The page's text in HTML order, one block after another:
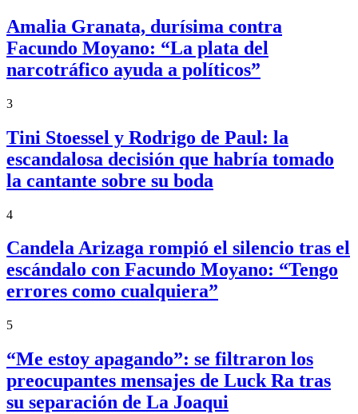
Amalia Granata, durísima contra
Facundo Moyano: “La plata del
narcotráfico ayuda a políticos”
3
Tini Stoessel y Rodrigo de Paul: la
escandalosa decisión que habría tomado
la cantante sobre su boda
4
Candela Arizaga rompió el silencio tras el
escándalo con Facundo Moyano: “Tengo
errores como cualquiera”
5
“Me estoy apagando”: se filtraron los
preocupantes mensajes de Luck Ra tras
su separación de La Joaqui